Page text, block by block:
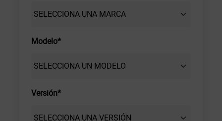
Modelo*
Versión*